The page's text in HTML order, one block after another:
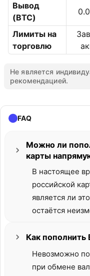
Вывод
(BTC)
Лимиты на
торговлю
Не является
рекомендацией.
FAQ
Можно ли
карты
В настоящее
российской
является ли
остаётся
Как пополнить
Невозможно
при обмене